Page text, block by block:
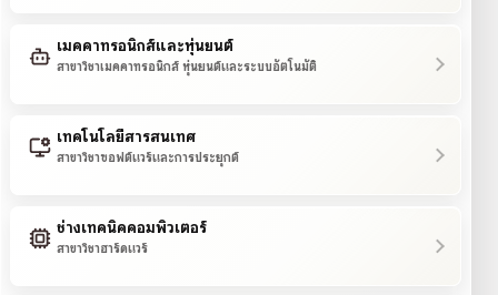
เมคคาทรอนิกส์และหุ่นยนต์
สาขาวิชาเมคคาทรอนิกส์ หุ่นยนต์และระบบอัตโนมัติ
เทคโนโลยีสารสนเทศ
สาขาวิชาซอฟต์แวร์และการประยุกต์
ช่างเทคนิคคอมพิวเตอร์
สาขาวิชาฮาร์ดแวร์